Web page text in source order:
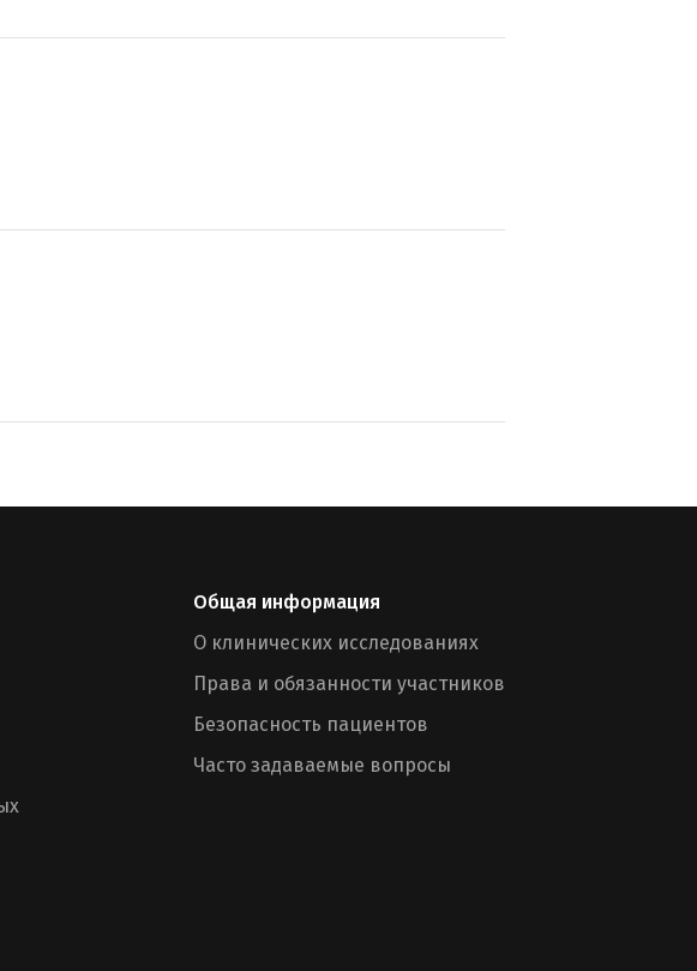
Общая информация
О клинических исследованиях
Права и обязанности участников
Безопасность пациентов
Часто задаваемые вопросы